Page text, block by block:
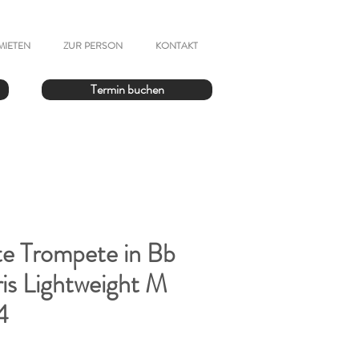
ZUR PERSON KONTAKT
Termin buchen
Trompete in Bb
Lightweight M